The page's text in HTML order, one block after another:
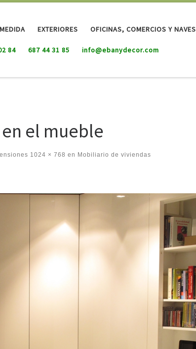
EXTERIORES OFICINAS, COMERCIOS Y NAVES
84 687 44 31 85 info@ebanydecor.com
el mueble
1024 × 768 en Mobiliario de viviendas